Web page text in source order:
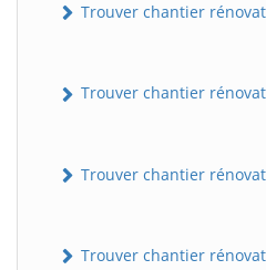
Trouver chantier
Trouver chantier
Trouver chantier
Trouver chantier